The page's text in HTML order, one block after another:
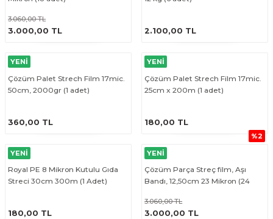
3.060,00 TL
3.000,00 TL
ÜRÜNÜ İNCELE
2.100,00 TL
YENİ
Çözüm Palet Strech Film 17mic.
50cm, 2000gr (1 adet)
360,00 TL
YENİ
Çözüm Palet Strech Film 17mic.
25cm x 200m (1 adet)
180,00 TL
YENİ
Royal PE 8 Mikron Kutulu Gıda
Streci 30cm 300m (1 Adet)
180,00 TL
%2
YENİ
Çözüm Parça Streç film, Aşı
Bandı, 12,50cm 23 Mikron (24
3.060,00 TL
3.000,00 TL
ÜRÜNÜ İNCELE